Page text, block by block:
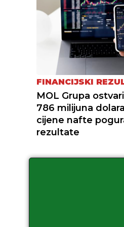
FINANCIJSKI
MOL Grupa
786 milijuna
cijene nafte
rezultate